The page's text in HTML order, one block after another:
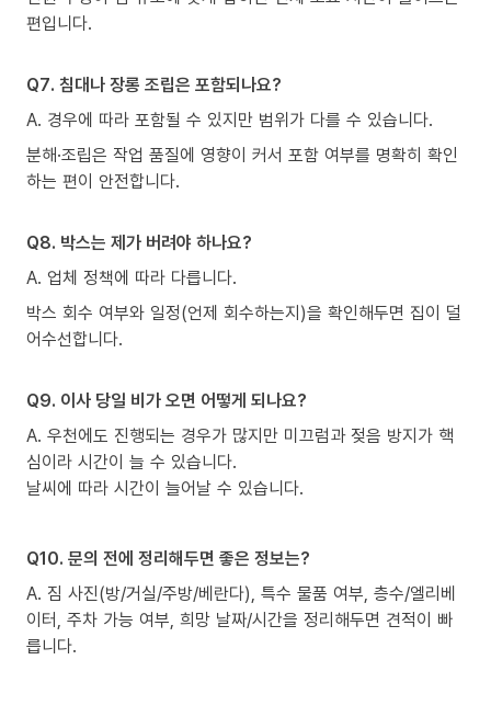
편입니다.
Q7. 침대나 장롱 조립은 포함되나요?
A. 경우에 따라 포함될 수 있지만 범위가 다를 수 있습니다.
분해·조립은 작업 품질에 영향이 커서 포함 여부를 명확히 확인
하는 편이 안전합니다.
Q8. 박스는 제가 버려야 하나요?
A. 업체 정책에 따라 다릅니다.
박스 회수 여부와 일정(언제 회수하는지)을 확인해두면 집이 덜
어수선합니다.
Q9. 이사 당일 비가 오면 어떻게 되나요?
A. 우천에도 진행되는 경우가 많지만 미끄럼과 젖음 방지가 핵
심이라 시간이 늘 수 있습니다.
날씨에 따라 시간이 늘어날 수 있습니다.
Q10. 문의 전에 정리해두면 좋은 정보는?
A. 짐 사진(방/거실/주방/베란다), 특수 물품 여부, 층수/엘리베
이터, 주차 가능 여부, 희망 날짜/시간을 정리해두면 견적이 빠
릅니다.